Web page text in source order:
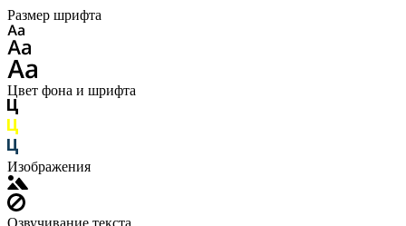
Размер шрифта
Цвет фона и шрифта
Изображения
Озвучивание текста